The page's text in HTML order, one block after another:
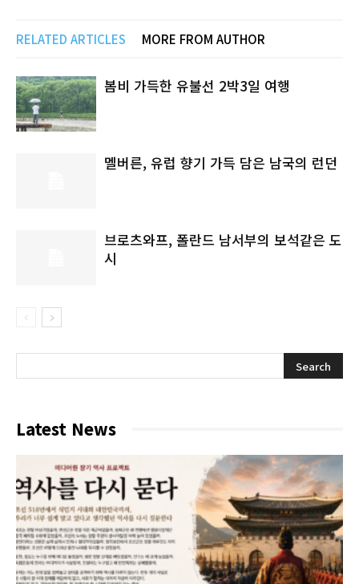
RELATED ARTICLES MORE FROM AUTHOR
봄비 가득한 유불선 2박3일 여행
멜버른, 유럽 향기 가득 담은 남국의 런던
브로츠와프, 폴란드 남서부의 보석같은 도
시
Latest News